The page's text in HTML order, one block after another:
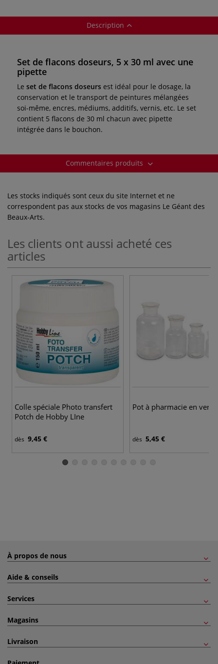
Description
Set de flacons doseurs, 5 x 30 ml avec une
pipette
Le set de flacons doseurs est idéal pour le dosage, la
conservation et le transport de peintures mélangées
soi-même, encres, médiums, additifs, vernis, etc. Le set
contient 5 flacons de 30 ml chacun avec pipette
intégrée dans le bouchon.
Commentaires produits
Les stocks indiqués sont ceux du site Internet et ne
correspondent pas aux stocks de vos magasins Le Géant des
Beaux-Arts.
Les clients ont aussi acheté ces
articles
Colle spéciale Photo transfert
Potch de Hobby LIne
dès 9,45 €
Pot à pharmacie en verre
dès 5,45 €
À propos de nous
Aide & conseils
Services
Magasins
Livraison